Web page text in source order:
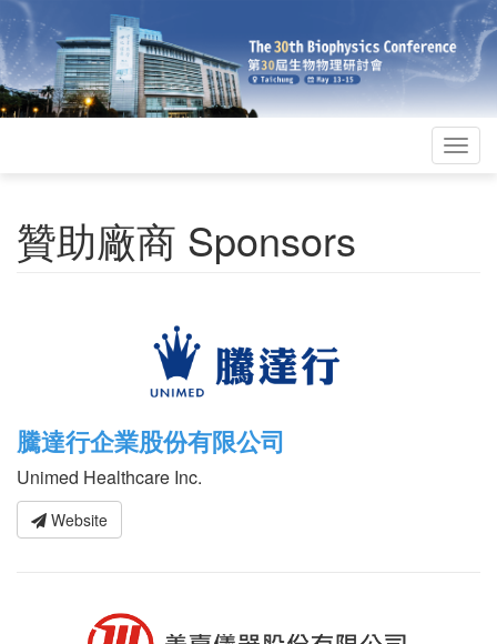
贊助廠商 Sponsors
騰達行企業股份有限公司
Unimed Healthcare Inc.
Website